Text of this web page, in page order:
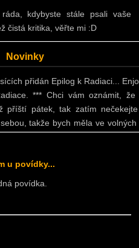
kdybyste stále psali vaše
čistá kritika, věřte mi :D
Novinky
přidán Epilog k Radiaci...
*** Chci vám oznámit,
pátek, tak zatím nečekejte
takže bych měla ve volných
:)
věc a to, že vás budu
u povídky...
povídka.